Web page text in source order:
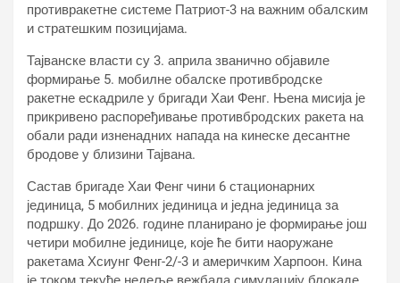
противракетне системе Патриот-3 на важним обалским
и стратешким позицијама.
Тајванске власти су 3. априла званично објавиле
формирање 5. мобилне обалске противбродске
ракетне ескадриле у бригади Хаи Фенг. Њена мисија је
прикривено распоређивање противбродских ракета на
обали ради изненадних напада на кинеске десантне
бродове у близини Тајвана.
Састав бригаде Хаи Фенг чини 6 стационарних
јединица, 5 мобилних јединица и једна јединица за
подршку. До 2026. године планирано је формирање још
четири мобилне јединице, које ће бити наоружане
ракетама Хсиунг Фенг-2/-3 и америчким Харпоон. Кина